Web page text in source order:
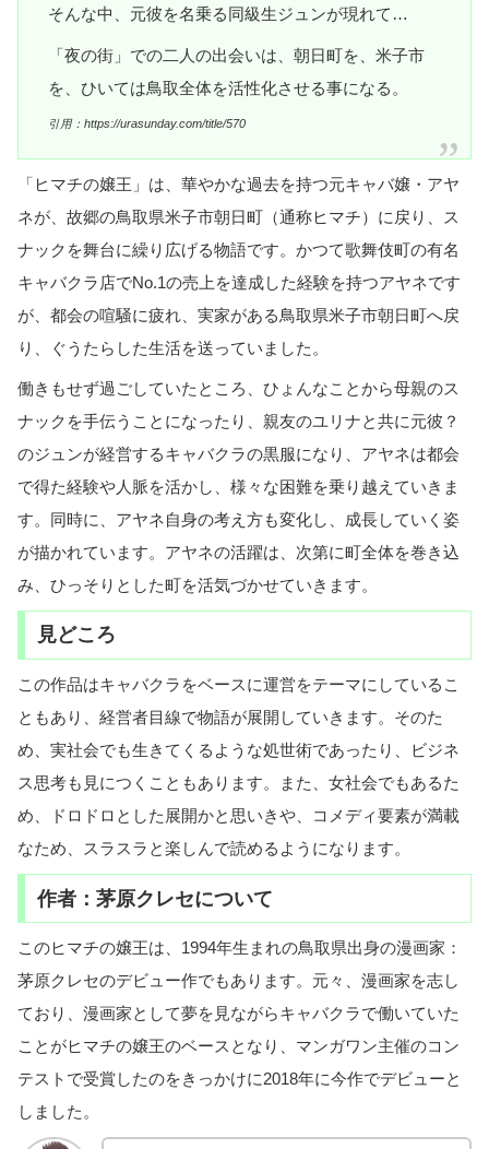
そんな中、元彼を名乗る同級生ジュンが現れて…
「夜の街」での二人の出会いは、朝日町を、米子市
を、ひいては鳥取全体を活性化させる事になる。
引用：https://urasunday.com/title/570
「ヒマチの嬢王」は、華やかな過去を持つ元キャバ嬢・アヤ
ネが、故郷の鳥取県米子市朝日町（通称ヒマチ）に戻り、ス
ナックを舞台に繰り広げる物語です。かつて歌舞伎町の有名
キャバクラ店でNo.1の売上を達成した経験を持つアヤネです
が、都会の喧騒に疲れ、実家がある鳥取県米子市朝日町へ戻
り、ぐうたらした生活を送っていました。
働きもせず過ごしていたところ、ひょんなことから母親のス
ナックを手伝うことになったり、親友のユリナと共に元彼？
のジュンが経営するキャバクラの黒服になり、アヤネは都会
で得た経験や人脈を活かし、様々な困難を乗り越えていきま
す。同時に、アヤネ自身の考え方も変化し、成長していく姿
が描かれています。アヤネの活躍は、次第に町全体を巻き込
み、ひっそりとした町を活気づかせていきます。
見どころ
この作品はキャバクラをベースに運営をテーマにしているこ
ともあり、経営者目線で物語が展開していきます。そのた
め、実社会でも生きてくるような処世術であったり、ビジネ
ス思考も見につくこともあります。また、女社会でもあるた
め、ドロドロとした展開かと思いきや、コメディ要素が満載
なため、スラスラと楽しんで読めるようになります。
作者：茅原クレセについて
このヒマチの嬢王は、1994年生まれの鳥取県出身の漫画家：
茅原クレセのデビュー作でもあります。元々、漫画家を志し
ており、漫画家として夢を見ながらキャバクラで働いていた
ことがヒマチの嬢王のベースとなり、マンガワン主催のコン
テストで受賞したのをきっかけに2018年に今作でデビューと
しました。